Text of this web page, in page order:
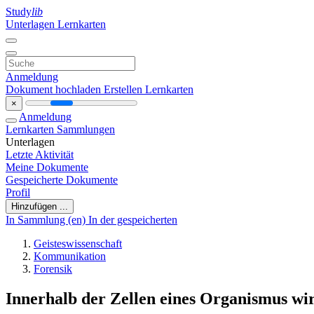
Studylib
Unterlagen Lernkarten
Anmeldung
Dokument hochladen Erstellen Lernkarten
×
Anmeldung
Lernkarten Sammlungen
Unterlagen
Letzte Aktivität
Meine Dokumente
Gespeicherte Dokumente
Profil
Hinzufügen ...
In Sammlung (en) In der gespeicherten
Geisteswissenschaft
Kommunikation
Forensik
Innerhalb der Zellen eines Organismus